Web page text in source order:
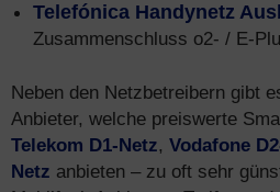
Telefónica Handynetz
Zusammenschluss o2- / E-
Neben den Netzbetreibern gibt
Anbieter, welche preiswerte
Telekom D1-Netz, Vodafone
Netz anbieten – zu oft sehr